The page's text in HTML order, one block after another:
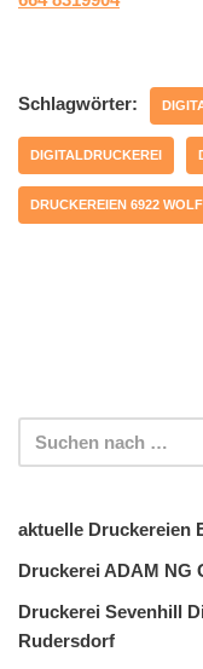
Schlagwörter:
DIGITALDRUCKEREI
DRUCKEREIEN 6922
aktuelle Druckereien
Druckerei ADAM NG
Druckerei Sevenhill
Rudersdorf